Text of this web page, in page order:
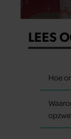
LEES
Hoe